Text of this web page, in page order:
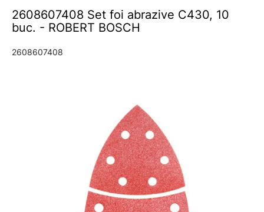
2608607408 Set foi abrazive C430, 10
buc. - ROBERT BOSCH
2608607408